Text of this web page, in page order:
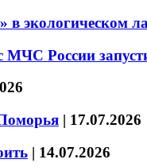
экологическом
России
| 17.07.2026
| 14.07.2026